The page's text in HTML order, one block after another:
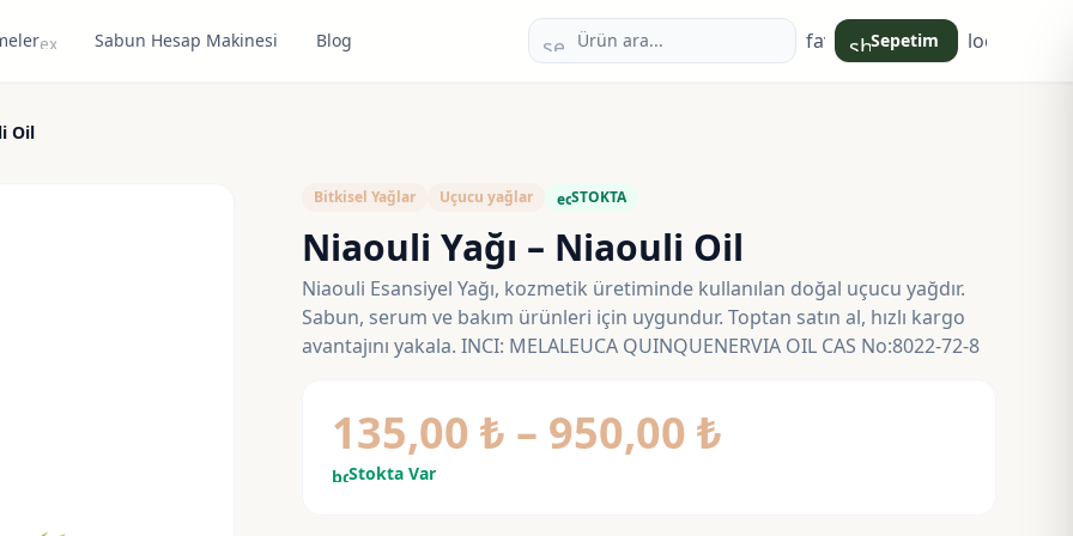
expand_moreSabun Hesap Makinesi Blog search favoriteshopping_bag
Sepetim login
Oil
Bitkisel Yağlar Uçucu yağlar ecoSTOKTA
Niaouli Yağı – Niaouli Oil
Niaouli Esansiyel Yağı, kozmetik üretiminde kullanılan doğal uçucu yağdır.
Sabun, serum ve bakım ürünleri için uygundur. Toptan satın al, hızlı kargo
avantajını yakala. INCI: MELALEUCA QUINQUENERVIA OIL CAS No:8022-72-8
135,00 ₺ – 950,00 ₺
boltStokta Var